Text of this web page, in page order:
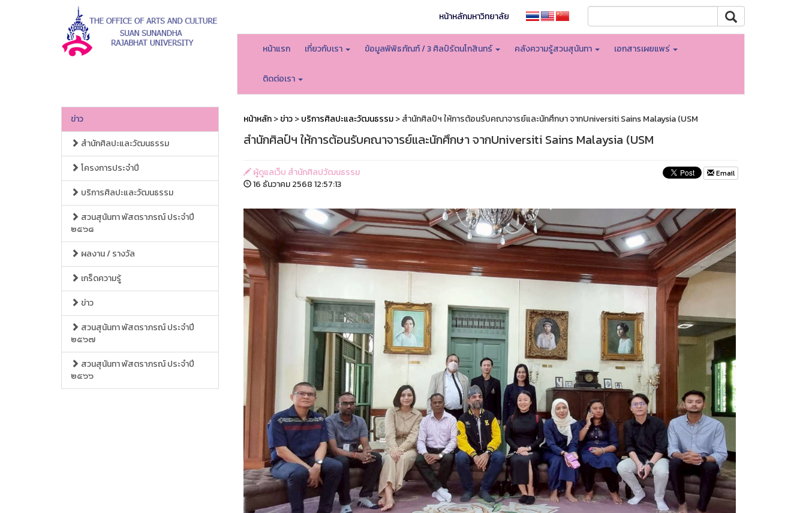
หน้าหลักมหาวิทยาลัย
หน้าแรก เกี่ยวกับเรา ข้อมูลพิพิธภัณฑ์ / 3 ศิลป์รัตนโกสินทร์ คลังความรู้สวนสุนันทา เอกสารเผยแพร่
ติดต่อเรา
ข่าว
สำนักศิลปะและวัฒนธรรม
โครงการประจำปี
บริการศิลปะและวัฒนธรรม
สวนสุนันทา พัสตราภรณ์ ประจำปี
๒๕๖๘
ผลงาน / รางวัล
เกร็ดความรู้
ข่าว
สวนสุนันทา พัสตราภรณ์ ประจำปี
๒๕๖๗
สวนสุนันทา พัสตราภรณ์ ประจำปี
๒๕๖๖
หน้าหลัก>ข่าว>บริการศิลปะและวัฒนธรรม> สำนักศิลป์ฯ ให้การต้อนรับคณาจารย์และนักศึกษา จากUniversiti Sains Malaysia (USM
สำนักศิลป์ฯ ให้การต้อนรับคณาจารย์และนักศึกษา จากUniversiti Sains Malaysia (USM
ผู้ดูแลเว็บ สำนักศิลปวัฒนธรรม
16 ธันวาคม 2568 12:57:13
Email